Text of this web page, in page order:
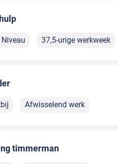
Niveau 37,5-urige werkweek
Afwisselend werk
timmerman